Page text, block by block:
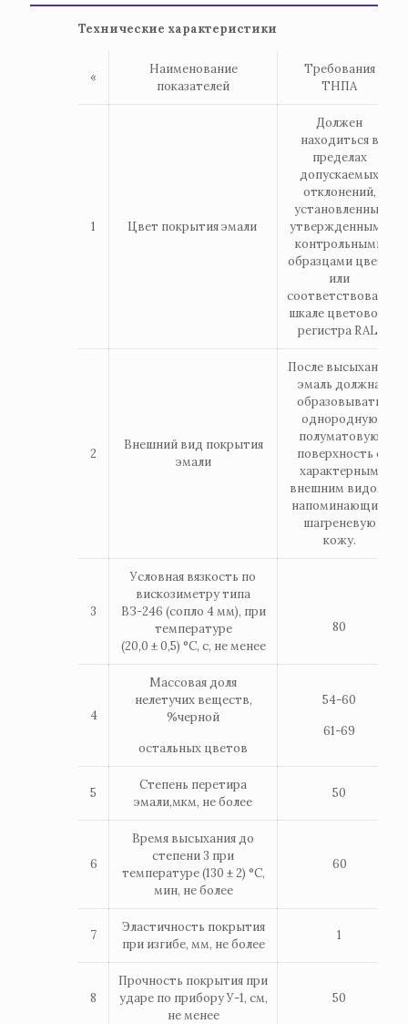
Технические характеристики
«
Наименование
показателей
Требования
ТНПА
1 Цвет покрытия эмали
Должен
находиться в
пределах
допускаемых
отклонений,
установленных
утвержденными
контрольными
образцами цвета
или
соответствовать
шкале цветового
регистра RAL.
2
Внешний вид покрытия
эмали
После высыхания
эмаль должна
образовывать
однородную
полуматовую
поверхность с
характерным
внешним видом,
напоминающим
шагреневую
кожу.
3
Условная вязкость по
вискозиметру типа
ВЗ-246 (сопло 4 мм), при
температуре
(20,0 ± 0,5) °С, с, не менее
80
4
Массовая доля
нелетучих веществ,
%черной
остальных цветов
54-60
61-69
5
Степень перетира
эмали,мкм, не более
50
6
Время высыхания до
степени 3 при
температуре (130 ± 2) °С,
мин, не более
60
7
Эластичность покрытия
при изгибе, мм, не более
1
8
Прочность покрытия при
ударе по прибору У-1, см,
не менее
50